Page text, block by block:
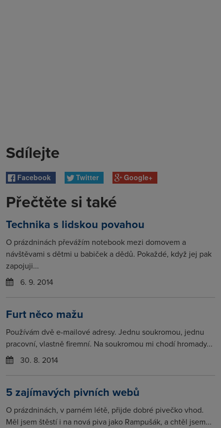
Sdílejte
Facebook Twitter Google+
Přečtěte si také
Technika s lidskou povahou
O prázdninách převážím notebook mezi domovem a
návštěvami s dětmi u babiček a dědů. Pokaždé, když jej pak
zapojuji...
6. 9. 2014
Furt něco mažu
Používám dvě e-mailové adresy. Jednu soukromou, jednu
pracovní, vlastně firemní. Na soukromou mi chodí hromady...
30. 8. 2014
5 zajímavých pivních webů
O prázdninách, v parném létě, přijde dobré pivečko vhod.
Měl jsem štěstí i na nová piva jako Rampušák, a chtěl jsem...